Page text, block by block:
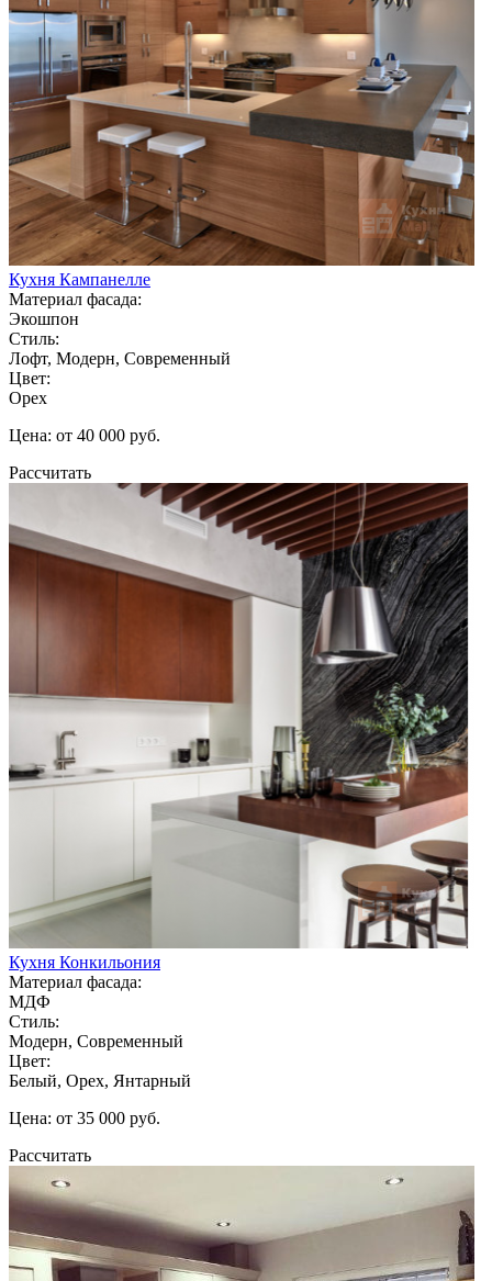
Кухня Кампанелле
Материал фасада:
Экошпон
Стиль:
Лофт, Модерн, Современный
Цвет:
Орех
Цена: от 40 000 руб.
Рассчитать
Кухня Конкильония
Материал фасада:
МДФ
Стиль:
Модерн, Современный
Цвет:
Белый, Орех, Янтарный
Цена: от 35 000 руб.
Рассчитать